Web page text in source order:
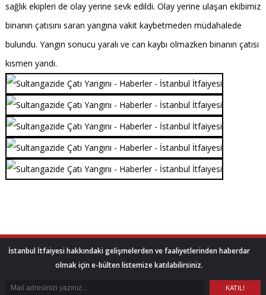
sağlık ekipleri de olay yerine sevk edildi. Olay yerine ulaşan ekibimiz
binanın çatısını saran yangına vakit kaybetmeden müdahalede
bulundu. Yangın sonucu yaralı ve can kaybı olmazken binanın çatısı
kısmen yandı.
İstanbul İtfaiyesi hakkındaki gelişmelerden ve faaliyetlerinden haberdar
olmak için e-bülten listemize katılabilirsiniz.